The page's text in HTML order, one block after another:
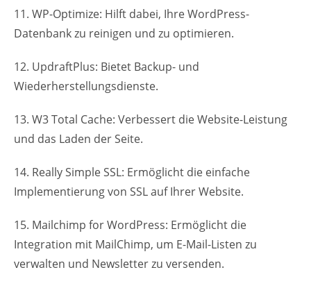
11. WP-Optimize: Hilft dabei, Ihre WordPress-
Datenbank zu reinigen und zu optimieren.
12. UpdraftPlus: Bietet Backup- und
Wiederherstellungsdienste.
13. W3 Total Cache: Verbessert die Website-Leistung
und das Laden der Seite.
14. Really Simple SSL: Ermöglicht die einfache
Implementierung von SSL auf Ihrer Website.
15. Mailchimp for WordPress: Ermöglicht die
Integration mit MailChimp, um E-Mail-Listen zu
verwalten und Newsletter zu versenden.